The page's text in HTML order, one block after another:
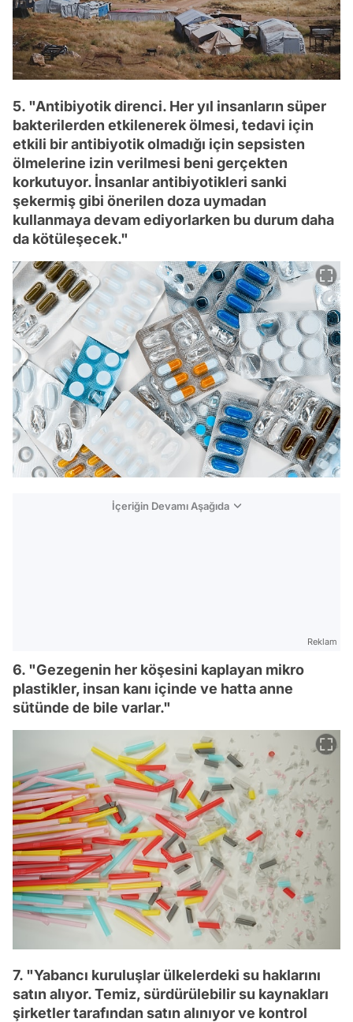
5. "Antibiyotik direnci. Her yıl insanların süper
bakterilerden etkilenerek ölmesi, tedavi için
etkili bir antibiyotik olmadığı için sepsisten
ölmelerine izin verilmesi beni gerçekten
korkutuyor. İnsanlar antibiyotikleri sanki
şekermiş gibi önerilen doza uymadan
kullanmaya devam ediyorlarken bu durum daha
da kötüleşecek."
İçeriğin Devamı Aşağıda
Reklam
6. "Gezegenin her köşesini kaplayan mikro
plastikler, insan kanı içinde ve hatta anne
sütünde de bile varlar."
7. "Yabancı kuruluşlar ülkelerdeki su haklarını
satın alıyor. Temiz, sürdürülebilir su kaynakları
şirketler tarafından satın alınıyor ve kontrol